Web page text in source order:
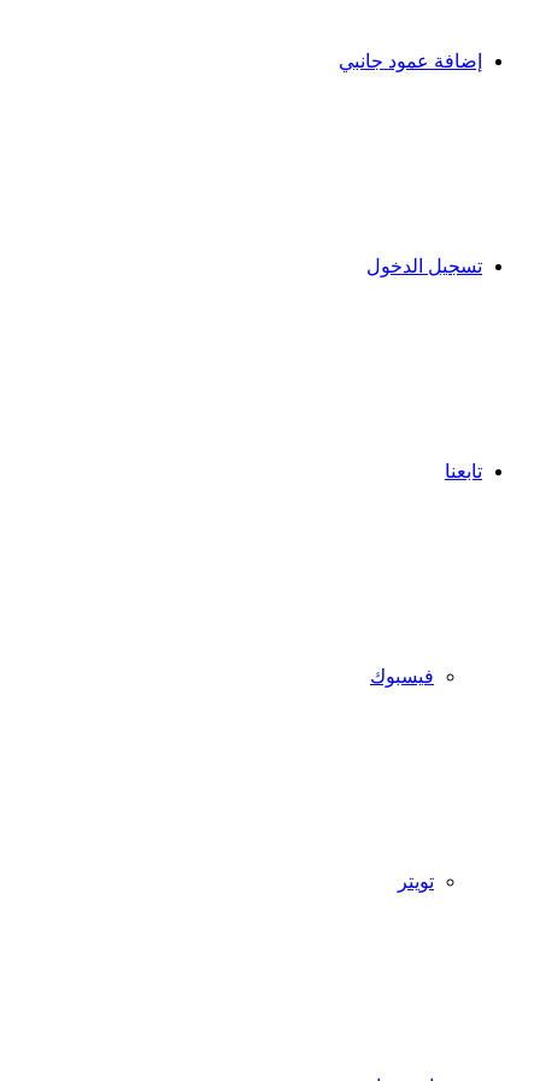
إضافة عمود جانبي
تسجيل الدخول
تابعنا
فيسبوك
تويتر